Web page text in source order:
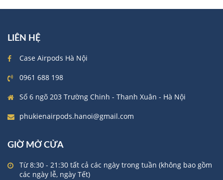
LIÊN HỆ
Case Airpods Hà Nội
0961 688 198
Số 6 ngõ 203 Trường Chinh - Thanh Xuân - Hà Nội
phukienairpods.hanoi@gmail.com
GIỜ MỞ CỬA
Từ 8:30 - 21:30 tất cả các ngày trong tuần (không bao gồm
các ngày lễ, ngày Tết)